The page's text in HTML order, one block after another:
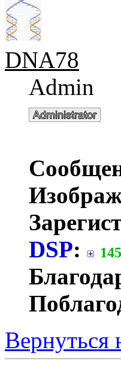
DNA78
Admin
DSP: 145
Вернуться